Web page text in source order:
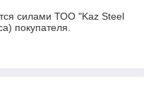
силами ТОО "Kaz Steel
покупателя.